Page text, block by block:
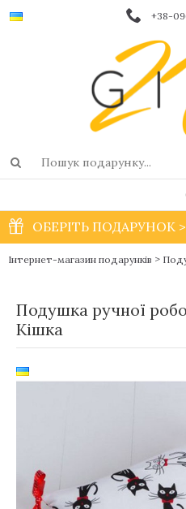
+38-
ОБЕРІТЬ ПОДАРУНОК
Інтернет-магазин подарунків >
Подушка ручної
Кішка